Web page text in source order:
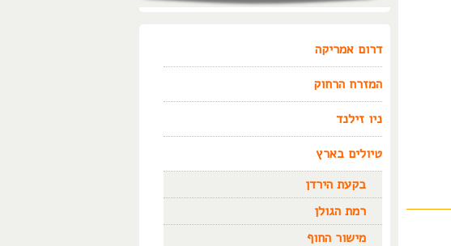
דרום אמריקה
המזרח הרחוק
ניו זילנד
טיולים בארץ
בקעת הירדן
רמת הגולן
מישור החוף